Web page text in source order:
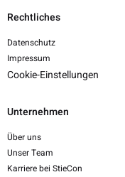
Rechtliches
Datenschutz
Impressum
Cookie-Einstellungen
Unternehmen
Über uns
Unser Team
Karriere bei StieCon